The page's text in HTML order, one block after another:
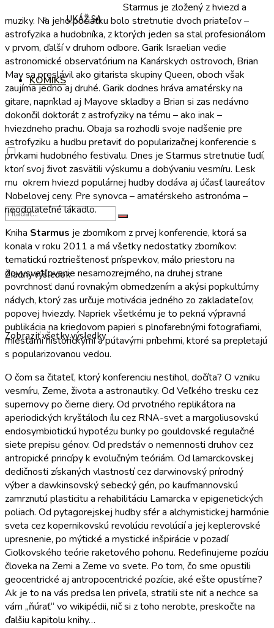
UKÁŽ SA
KOMIKS
Žiadny výsledok
Zobraziť všetky výsledky
Starmus je zložený z hviezd a
muziky. Na jeho počiatku bolo stretnutie dvoch priateľov –
astrofyzika a hudobníka, z ktorých jeden sa stal profesionálom
v prvom, ďalší v druhom odbore. Garik Israelian vedie
astronomické observatórium na Kanárskych ostrovoch, Brian
May sa preslávil ako gitarista skupiny Queen, oboch však
zaujíma jedno aj druhé. Garik dodnes hráva amatérsky na
gitare, napríklad aj Mayove skladby a Brian si zas nedávno
dokončil doktorát z astrofyziky na tému – ako inak –
hviezdneho prachu. Obaja sa rozhodli svoje nadšenie pre
astrofyziku a hudbu pretaviť do popularizačnej konferencie s
prvkami hudobného festivalu. Dnes je Starmus stretnutie ľudí,
ktorí svoj život zasvätili výskumu a dobývaniu vesmíru. Lesk
mu okrem hviezd populárnej hudby dodáva aj účasť laureátov
Nobelovej ceny. Pre synovca – amatérskeho astronóma –
neodolateľné lákadlo.
Kniha Starmus je zborníkom z prvej konferencie, ktorá sa
konala v roku 2011 a má všetky nedostatky zborníkov:
tematickú roztrieštenosť príspevkov, málo priestoru na
dovysvetľovanie nesamozrejmého, na druhej strane
povrchnosť danú rovnakým obmedzením a akýsi popkultúrny
nádych, ktorý zas určuje motivácia jedného zo zakladateľov,
popovej hviezdy. Napriek všetkému je to pekná výpravná
publikácia na kriedovom papieri s plnofarebnými fotografiami,
miestami historickými a pútavými príbehmi, ktoré sa prepletajú
s popularizovanou vedou.
O čom sa čitateľ, ktorý konferenciu nestihol, dočíta? O vzniku
vesmíru, Zeme, života a astronautiky. Od Veľkého tresku cez
supernovy po čierne diery. Od prvotného replikátora na
aperiodických kryštáloch ílu cez RNA-svet a margoliusovskú
endosymbiotickú hypotézu bunky po gouldovské regulačné
siete prepisu génov. Od predstáv o nemennosti druhov cez
antropické princípy k evolučným teóriám. Od lamarckovskej
dedičnosti získaných vlastností cez darwinovský prírodný
výber a dawkinsovský sebecký gén, po kaufmannovskú
zamrznutú plasticitu a rehabilitáciu Lamarcka v epigenetických
poliach. Od pytagorejskej hudby sfér a alchymistickej harmónie
sveta cez kopernikovskú revolúciu revolúcií a jej keplerovské
upresnenie, po mýtické a mystické inšpirácie v pozadí
Ciolkovského teórie raketového pohonu. Redefinujeme pozíciu
človeka na Zemi a Zeme vo svete. Po tom, čo sme opustili
geocentrické aj antropocentrické pozície, aké ešte opustíme?
Ak je to na vás predsa len priveľa, stratili ste niť a nechce sa
vám „ňúrať“ vo wikipédii, nič si z toho nerobte, preskočte na
ďalšiu kapitolu knihy…